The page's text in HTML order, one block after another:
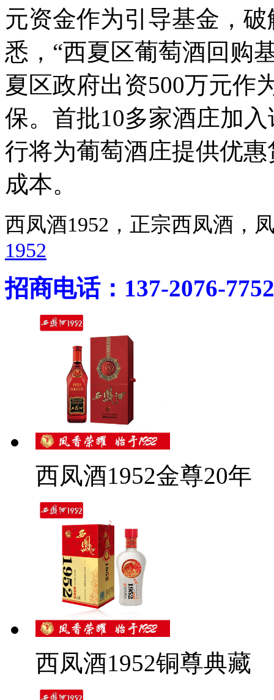
元资金作为引导基金，
悉，“西夏区葡萄酒回购
夏区政府出资500万元作
保。首批10多家酒庄加
行将为葡萄酒庄提供优
成本。
西凤酒1952，正宗西凤酒
1952
招商电话：137-2076-7752
西凤酒1952金尊20年
西凤酒1952铜尊典藏